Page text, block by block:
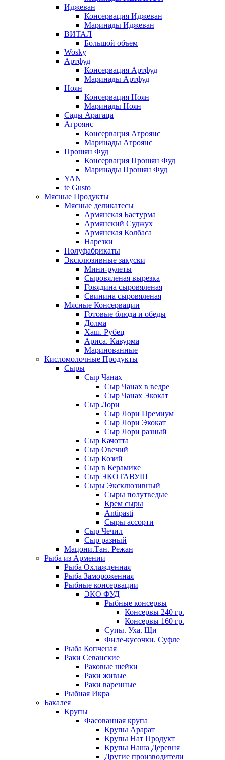
Иджеван
Консервация Иджеван
Маринады Иджеван
ВИТАЛ
Большой объем
Wosky
Артфуд
Консервация Артфуд
Маринады Артфуд
Ноян
Консервация Ноян
Маринады Ноян
Сады Арагаца
Агроянс
Консервация Агроянс
Маринады Агроянс
Прошян Фуд
Консервация Прошян Фуд
Маринады Прошян Фуд
YAN
te Gusto
Мясные Продукты
Мясные деликатесы
Армянская Бастурма
Армянский Суджух
Армянская Колбаса
Нарезки
Полуфабрикаты
Эксклюзивные закуски
Мини-рулеты
Сыровяленая вырезка
Говядина сыровяленая
Свинина сыровяленая
Мясные Консервации
Готовые блюда и обеды
Долма
Хаш. Рубец
Ариса. Кавурма
Маринованные
Кисломолочные Продукты
Сыры
Сыр Чанах
Сыр Чанах в ведре
Сыр Чанах Экокат
Сыр Лори
Сыр Лори Премиум
Сыр Лори Экокат
Сыр Лори разный
Сыр Качотта
Сыр Овечий
Сыр Козий
Сыр в Керамике
Сыр ЭКОТАВУШ
Сыры Эксклюзивный
Сыры полутведые
Крем сыры
Antipasti
Сыры ассорти
Сыр Чечил
Сыр разный
Мацони.Тан. Режан
Рыба из Армении
Рыба Охлажденная
Рыба Замороженная
Рыбные консервации
ЭКО ФУД
Рыбные консервы
Консервы 240 гр.
Консервы 160 гр.
Супы. Уха. Щи
Филе-кусочки. Суфле
Рыба Копченая
Раки Севанские
Раковые шейки
Раки живые
Раки варенные
Рыбная Икра
Бакалея
Крупы
Фасованная крупа
Крупы Арарат
Крупы Нат Продукт
Крупы Наша Деревня
Другие производители